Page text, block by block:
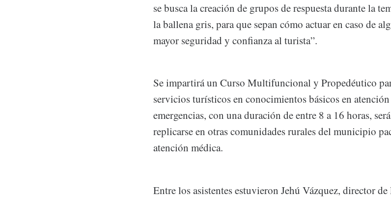
se busca la creación de grupos de respuesta durante la
la ballena gris, para que sepan cómo actuar en caso de
mayor seguridad y confianza al turista”.
Se impartirá un Curso Multifuncional y Propedéutico
servicios turísticos en conocimientos básicos en
emergencias, con una duración de entre 8 a 16 horas,
replicarse en otras comunidades rurales del municipio
atención médica.
Entre los asistentes estuvieron Jehú Vázquez, director